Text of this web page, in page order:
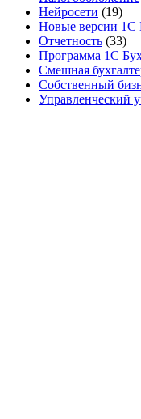
Нейросети (19)
Новые версии 1С
Отчетность (33)
Программа 1С
Смешная
Собственный
Управленческий